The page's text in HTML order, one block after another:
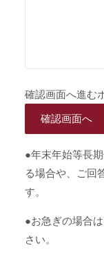
確認画面へ進む
●年末年始等長
る場合や、ご回
す。
●お急ぎの場合
さい。